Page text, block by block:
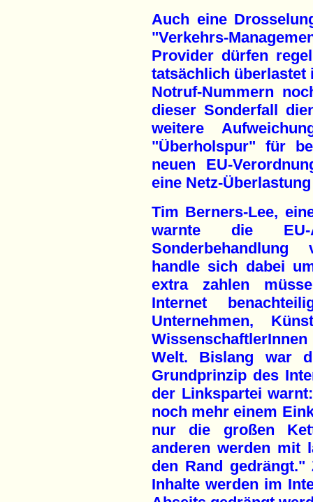
Auch eine
"Verkehrs-
Provider dürfen
tatsächlich überlastet
Notruf-Nummern
dieser Sonderfall
weitere
"Überholspur" für
neuen EU-
eine Netz-
Tim Berners-Lee,
warnte die EU-
handle sich dabei
extra zahlen
Internet
Unternehmen,
Welt. Bislang war
Grundprinzip des
der Linkspartei
noch mehr einem
nur die großen
anderen werden mit
den Rand
Inhalte werden im